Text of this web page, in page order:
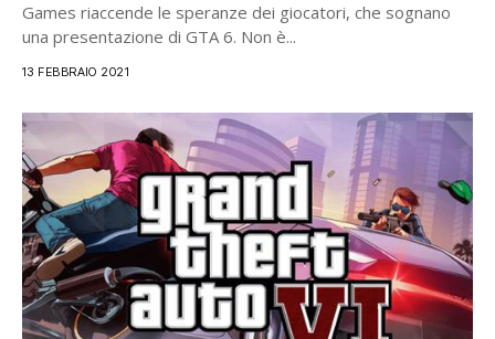
Games riaccende le speranze dei giocatori, che sognano
una presentazione di GTA 6. Non è...
13 FEBBRAIO 2021